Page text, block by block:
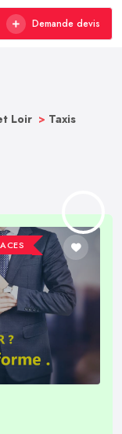
Demande devis
Loir > Taxis